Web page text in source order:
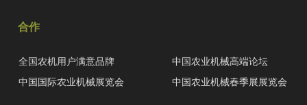
合作
全国农机用户满意品牌
中国农业机械高端论坛
中国国际农业机械展览会
中国农业机械春季展展览会